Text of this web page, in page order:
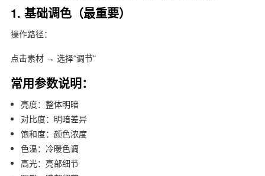
1. 基础调色（最重要）
操作路径：
点击素材 → 选择“调节”
常用参数说明：
亮度：整体明暗
对比度：明暗差异
饱和度：颜色浓度
色温：冷暖色调
高光：亮部细节